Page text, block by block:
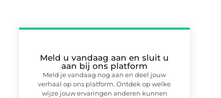
Meld u vandaag aan en sluit u
aan bij ons platform
Meld je vandaag nog aan en deel jouw
verhaal op ons platform. Ontdek op welke
wijze jouw ervaringen anderen kunnen